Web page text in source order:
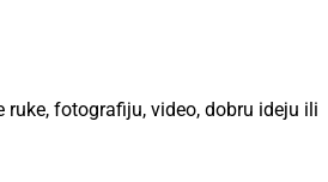
fotografiju, video, dobru ideju ili